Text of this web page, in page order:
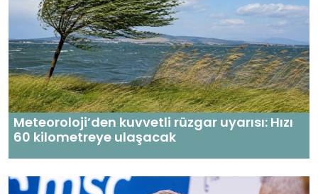
Meteoroloji’den kuvvetli rüzgar uyarısı: Hızı
60 kilometreye ulaşacak